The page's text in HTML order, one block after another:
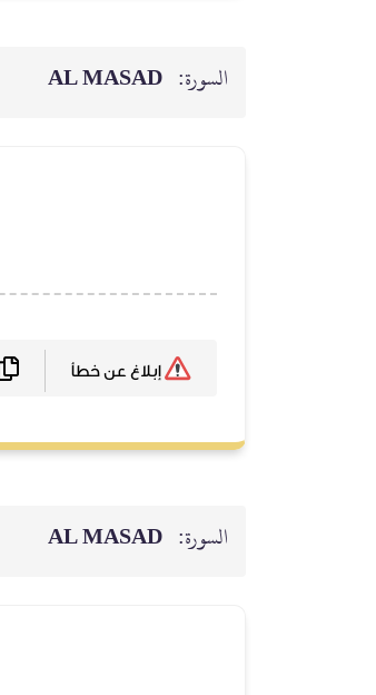
السورة: AL MASAD
السورة: AL MASAD